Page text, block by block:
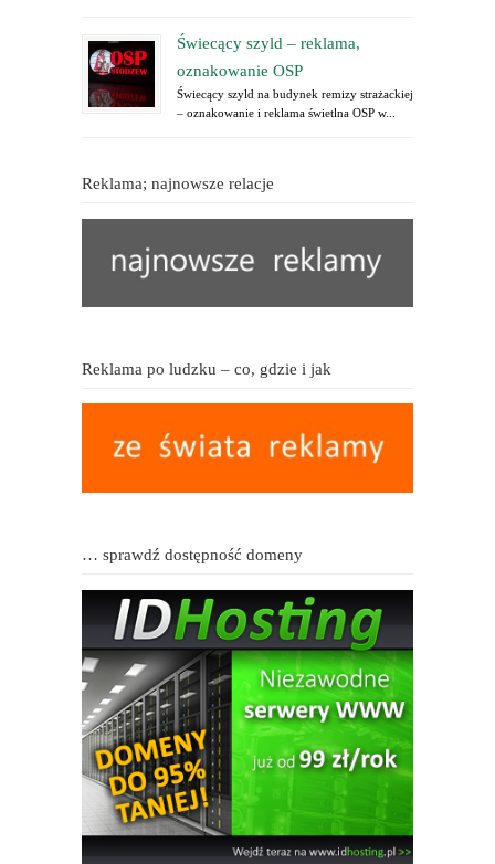
Świecący szyld – reklama,
oznakowanie OSP
Świecący szyld na budynek remizy strażackiej
– oznakowanie i reklama świetlna OSP w...
Reklama; najnowsze relacje
Reklama po ludzku – co, gdzie i jak
… sprawdź dostępność domeny